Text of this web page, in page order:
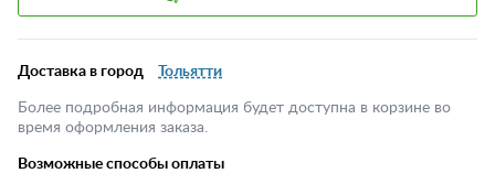
Доставка в город Тольятти
Более подробная информация будет доступна в корзине во
время оформления заказа.
Возможные способы оплаты